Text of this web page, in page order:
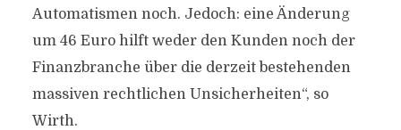
Automatismen noch. Jedoch: eine Änderung
um 46 Euro hilft weder den Kunden noch der
Finanzbranche über die derzeit bestehenden
massiven rechtlichen Unsicherheiten“, so
Wirth.